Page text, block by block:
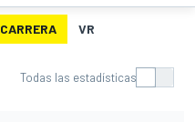
CARRERA VR
Todas las estadísticas